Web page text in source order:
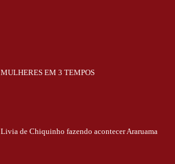
MULHERES EM 3 TEMPOS
Livia de Chiquinho fazendo acontecer Araruama